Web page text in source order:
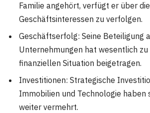
Familie angehört, verfügt er über
Geschäftsinteressen zu verfolgen.
Geschäftserfolg: Seine Beteiligung
Unternehmungen hat wesentlich zu
finanziellen Situation beigetragen.
Investitionen: Strategische
Immobilien und Technologie haben
weiter vermehrt.